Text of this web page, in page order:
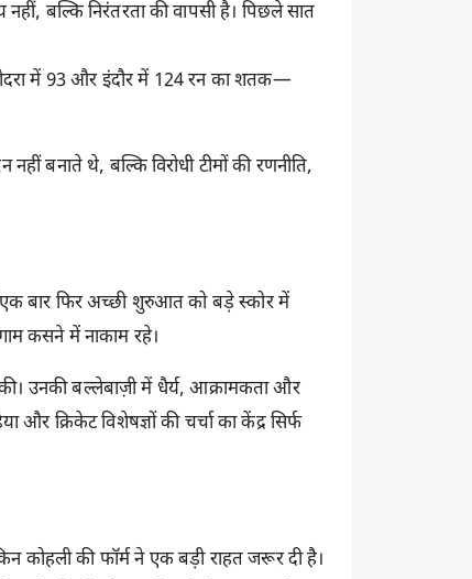
बल्कि निरंतरता की वापसी है। पिछले सात
में 93 और इंदौर में 124 रन का शतक—
बनाते थे, बल्कि विरोधी टीमों की रणनीति,
एक बार फिर अच्छी शुरुआत को बड़े स्कोर में
कसने में नाकाम रहे।
उनकी बल्लेबाज़ी में धैर्य, आक्रामकता और
क्रिकेट विशेषज्ञों की चर्चा का केंद्र सिर्फ
कोहली की फॉर्म ने एक बड़ी राहत जरूर दी है।